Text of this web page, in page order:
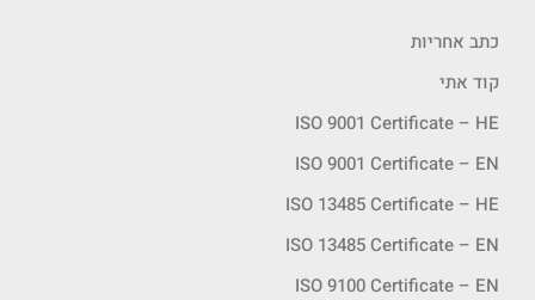
כתב אחריות
קוד אתי
ISO 9001 Certificate – HE
ISO 9001 Certificate – EN
ISO 13485 Certificate – HE
ISO 13485 Certificate – EN
ISO 9100 Certificate – EN